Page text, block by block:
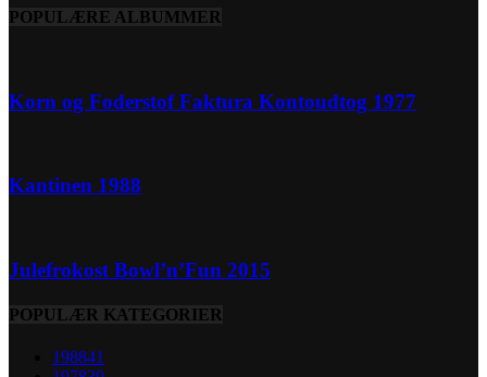
POPULÆRE ALBUMMER
Korn og Foderstof Faktura Kontoudtog 1977
Kantinen 1988
Julefrokost Bowl’n’Fun 2015
POPULÆR KATEGORIER
198841